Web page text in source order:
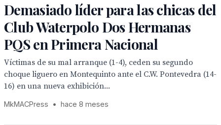
Demasiado líder para las chicas del
Club Waterpolo Dos Hermanas
PQS en Primera Nacional
Víctimas de su mal arranque (1-4), ceden su segundo
choque liguero en Montequinto ante el C.W. Pontevedra (14-
16) en una nueva exhibición...
MkMACPress • hace 8 meses